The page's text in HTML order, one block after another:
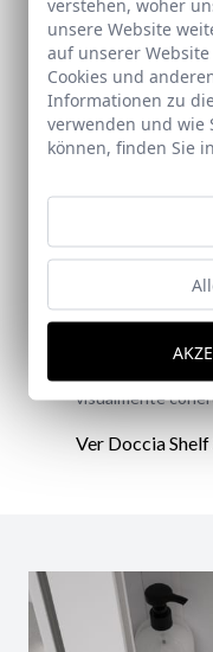
Doccia presenta
mampara de
visualmente
Ver Doccia Shelf
verstehen, woher
unsere Website
auf unserer
Cookies und
Informationen zu
verwenden und wie
können, finden Sie